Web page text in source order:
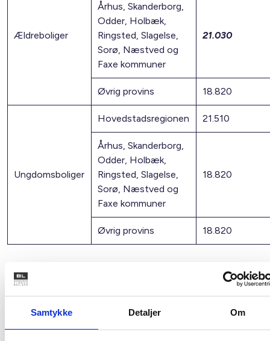
Samtykke Detaljer Om
Ældreboliger
Århus, Skanderborg,
Odder, Holbæk,
Ringsted, Slagelse,
Sorø, Næstved og
Faxe kommuner
21.030
Øvrig provins 18.820
Ungdomsboliger
Hovedstadsregionen 21.510
Århus, Skanderborg,
Odder, Holbæk,
Ringsted, Slagelse,
Sorø, Næstved og
Faxe kommuner
18.820
Øvrig provins 18.820
Note: Pr. 1. januar 2008 omfatter Hovedstadsregionen
Københavns og Frederiksberg kommuner samt kommuner i
de tidligere Københavns, Frederiksborg og Roskilde amter.
Øvrig provins omfatter kommuner, som ikke er kommuner i
Hovedstadsregionen eller Århus, Skanderborg, Odder,